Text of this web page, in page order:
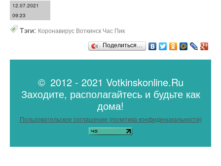
12.07.2021
09:23
Тэги: Коронавирус Воткинск Час Пик
Поделиться…
© 2012 - 2021 Votkinskonline.Ru
Заходите, располагайтесь и будьте как
дома!
Пользовательское соглашение (политика конфиденциальности)